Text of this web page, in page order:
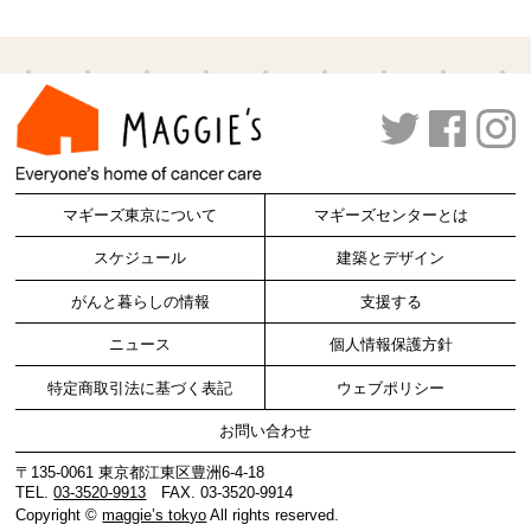
マギーズ東京について マギーズセンターとは
スケジュール 建築とデザイン
がんと暮らしの情報 支援する
ニュース 個人情報保護方針
特定商取引法に基づく表記 ウェブポリシー
お問い合わせ
〒135-0061 東京都江東区豊洲6-4-18
TEL.03-3520-9913 FAX. 03-3520-9914
Copyright ©maggie’s tokyo All rights reserved.